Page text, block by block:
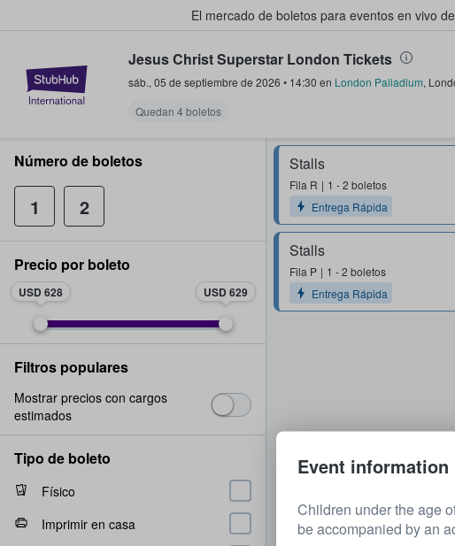
El mercado de boletos para eventos en vivo
StubHub: donde los fans compran y
Jesus Christ Superstar London Tickets
sáb., 05 de septiembre de 2026 • 14:30 en London Palladium,
Quedan 4 boletos
Stalls
Fila R
1 - 2 boletos
Entrega Rápida
Stalls
Fila P
1 - 2 boletos
Entrega Rápida
Número de boletos
1 2
Precio por boleto
USD 628 USD 629
Filtros populares
Mostrar precios con cargos
estimados
Tipo de boleto
Físico
Imprimir en casa
Event information
Children under the age
be accompanied by an